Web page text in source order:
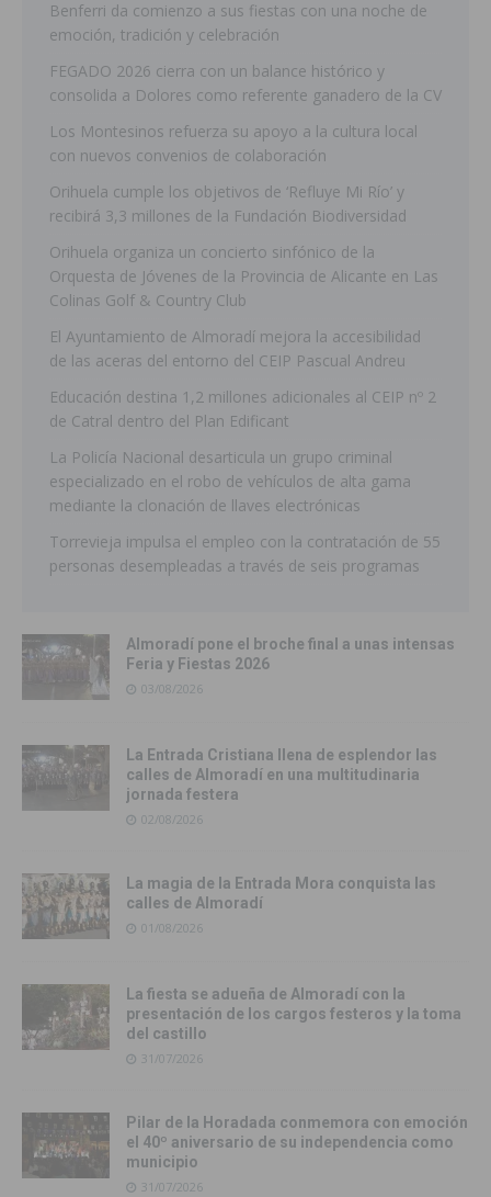
Benferri da comienzo a sus fiestas con una noche de
emoción, tradición y celebración
FEGADO 2026 cierra con un balance histórico y
consolida a Dolores como referente ganadero de la CV
Los Montesinos refuerza su apoyo a la cultura local
con nuevos convenios de colaboración
Orihuela cumple los objetivos de ‘Refluye Mi Río’ y
recibirá 3,3 millones de la Fundación Biodiversidad
Orihuela organiza un concierto sinfónico de la
Orquesta de Jóvenes de la Provincia de Alicante en Las
Colinas Golf & Country Club
El Ayuntamiento de Almoradí mejora la accesibilidad
de las aceras del entorno del CEIP Pascual Andreu
Educación destina 1,2 millones adicionales al CEIP nº 2
de Catral dentro del Plan Edificant
La Policía Nacional desarticula un grupo criminal
especializado en el robo de vehículos de alta gama
mediante la clonación de llaves electrónicas
Torrevieja impulsa el empleo con la contratación de 55
personas desempleadas a través de seis programas
Almoradí pone el broche final a unas intensas
Feria y Fiestas 2026
03/08/2026
La Entrada Cristiana llena de esplendor las
calles de Almoradí en una multitudinaria
jornada festera
02/08/2026
La magia de la Entrada Mora conquista las
calles de Almoradí
01/08/2026
La fiesta se adueña de Almoradí con la
presentación de los cargos festeros y la toma
del castillo
31/07/2026
Pilar de la Horadada conmemora con emoción
el 40º aniversario de su independencia como
municipio
31/07/2026